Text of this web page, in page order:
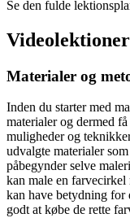
Se den fulde
Materialer og
Inden du starter med
materialer og dermed
muligheder og
udvalgte materialer
påbegynder selve
kan male en
kan have betydning
godt at købe de rette